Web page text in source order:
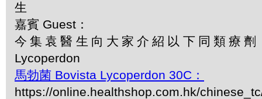
生
嘉賓 Guest：
今集袁醫生向大家介紹以下同類療劑
Lycoperdon
馬勃菌 Bovista Lycoperdon 30C：
https://online.healthshop.com.hk/